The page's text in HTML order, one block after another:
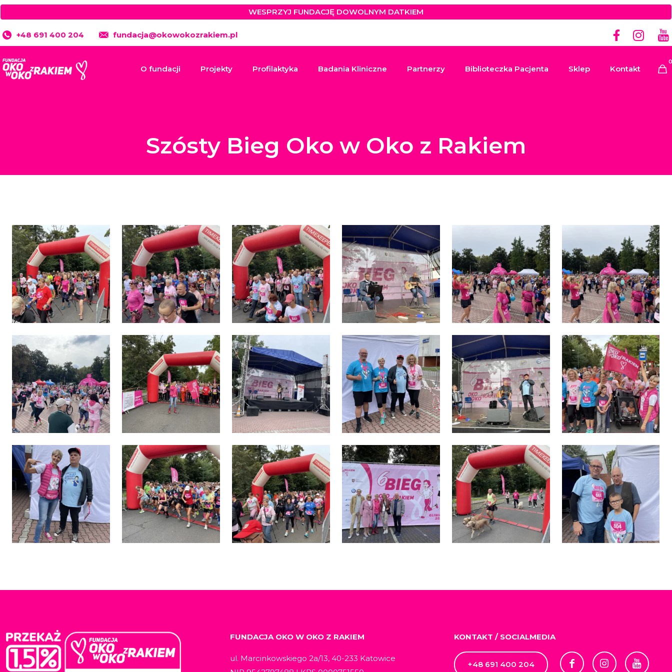
WESPRZYJ FUNDACJĘ DOWOLNYM DATKIEM
+48 691 400 204 fundacja@okowokozrakiem.pl
O fundacji Projekty Profilaktyka Badania Kliniczne Partnerzy Biblioteczka Pacjenta Sklep Kontakt
0
Szósty Bieg Oko w Oko z Rakiem
FUNDACJA OKO W OKO Z RAKIEM
ul. Marcinkowskiego 2a/13, 40-233 Katowice
KONTAKT / SOCIALMEDIA
+48 691 400 204